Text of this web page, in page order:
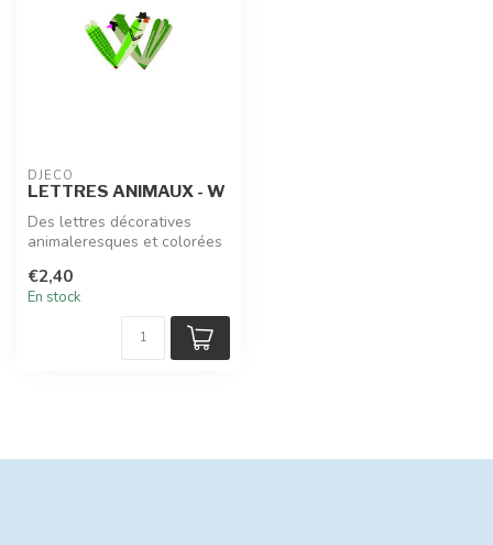
DJECO
LETTRES ANIMAUX - W
Des lettres décoratives
animaleresques et colorées
un ...
€2,40
En stock